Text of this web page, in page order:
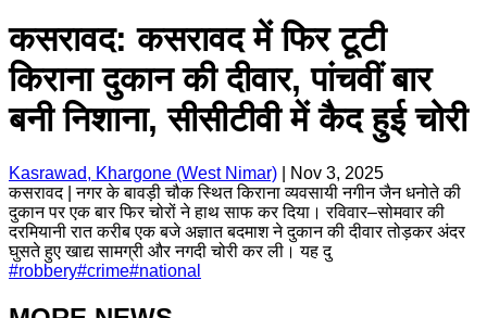
कसरावद: कसरावद में फिर टूटी
किराना दुकान की दीवार, पांचवीं बार
बनी निशाना, सीसीटीवी में कैद हुई चोरी
Kasrawad, Khargone (West Nimar)
Nov 3, 2025
कसरावद | नगर के बावड़ी चौक स्थित किराना व्यवसायी नगीन जैन धनोते की
दुकान पर एक बार फिर चोरों ने हाथ साफ कर दिया। रविवार–सोमवार की
दरमियानी रात करीब एक बजे अज्ञात बदमाश ने दुकान की दीवार तोड़कर अंदर
घुसते हुए खाद्य सामग्री और नगदी चोरी कर ली। यह दु
#robbery#crime#national